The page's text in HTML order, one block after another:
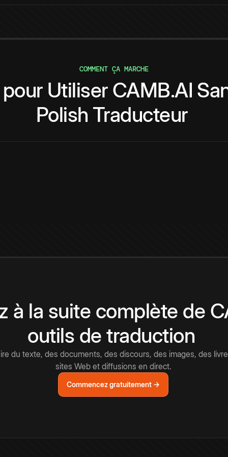
COMMENT ÇA MARCHE
pour Utiliser CAMB.AI
Polish Traducteur
à la suite complète de
outils de traduction
du texte, des documents, des discours, des images, des
sites Web et diffusions en direct.
Commencez gratuitement →